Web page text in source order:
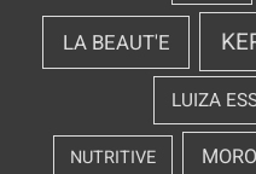
LA BEAUT'E
LUIZA
NUTRITIVE